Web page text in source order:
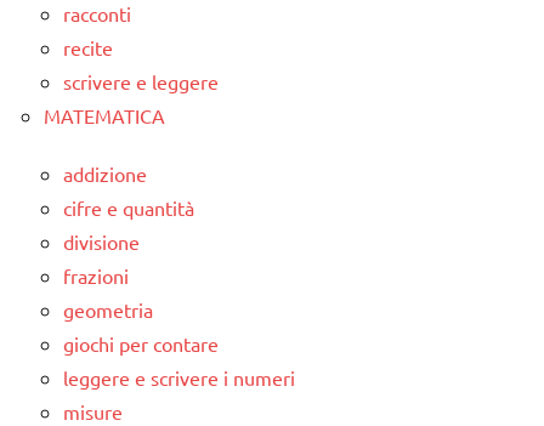
racconti
recite
scrivere e leggere
MATEMATICA
addizione
cifre e quantità
divisione
frazioni
geometria
giochi per contare
leggere e scrivere i numeri
misure